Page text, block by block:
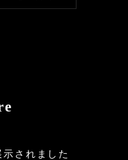
されました